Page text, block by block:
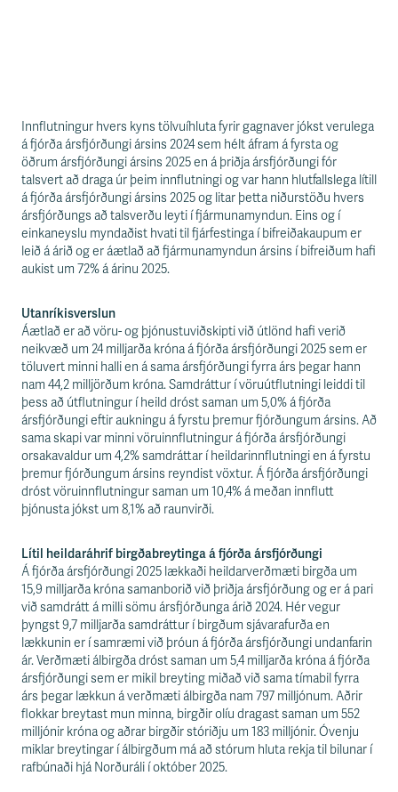
Innflutningur hvers kyns tölvuíhluta fyrir gagnaver jókst verulega
á fjórða ársfjórðungi ársins 2024 sem hélt áfram á fyrsta og
öðrum ársfjórðungi ársins 2025 en á þriðja ársfjórðungi fór
talsvert að draga úr þeim innflutningi og var hann hlutfallslega lítill
á fjórða ársfjórðungi ársins 2025 og litar þetta niðurstöðu hvers
ársfjórðungs að talsverðu leyti í fjármunamyndun. Eins og í
einkaneyslu myndaðist hvati til fjárfestinga í bifreiðakaupum er
leið á árið og er áætlað að fjármunamyndun ársins í bifreiðum hafi
aukist um 72% á árinu 2025.
Utanríkisverslun
Áætlað er að vöru- og þjónustuviðskipti við útlönd hafi verið
neikvæð um 24 milljarða króna á fjórða ársfjórðungi 2025 sem er
töluvert minni halli en á sama ársfjórðungi fyrra árs þegar hann
nam 44,2 milljörðum króna. Samdráttur í vöruútflutningi leiddi til
þess að útflutningur í heild dróst saman um 5,0% á fjórða
ársfjórðungi eftir aukningu á fyrstu þremur fjórðungum ársins. Að
sama skapi var minni vöruinnflutningur á fjórða ársfjórðungi
orsakavaldur um 4,2% samdráttar í heildarinnflutningi en á fyrstu
þremur fjórðungum ársins reyndist vöxtur. Á fjórða ársfjórðungi
dróst vöruinnflutningur saman um 10,4% á meðan innflutt
þjónusta jókst um 8,1% að raunvirði.
Lítil heildaráhrif birgðabreytinga á fjórða ársfjórðungi
Á fjórða ársfjórðungi 2025 lækkaði heildarverðmæti birgða um
15,9 milljarða króna samanborið við þriðja ársfjórðung og er á pari
við samdrátt á milli sömu ársfjórðunga árið 2024. Hér vegur
þyngst 9,7 milljarða samdráttur í birgðum sjávarafurða en
lækkunin er í samræmi við þróun á fjórða ársfjórðungi undanfarin
ár. Verðmæti álbirgða dróst saman um 5,4 milljarða króna á fjórða
ársfjórðungi sem er mikil breyting miðað við sama tímabil fyrra
árs þegar lækkun á verðmæti álbirgða nam 797 milljónum. Aðrir
flokkar breytast mun minna, birgðir olíu dragast saman um 552
milljónir króna og aðrar birgðir stóriðju um 183 milljónir. Óvenju
miklar breytingar í álbirgðum má að stórum hluta rekja til bilunar í
rafbúnaði hjá Norðuráli í október 2025.